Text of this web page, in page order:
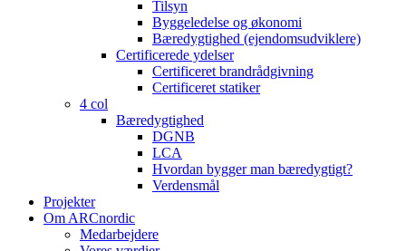
Tilsyn
Byggeledelse og økonomi
Bæredygtighed (ejendomsudviklere)
Certificerede ydelser
Certificeret brandrådgivning
Certificeret statiker
4 col
Bæredygtighed
DGNB
LCA
Hvordan bygger man bæredygtigt?
Verdensmål
Projekter
Om ARCnordic
Medarbejdere